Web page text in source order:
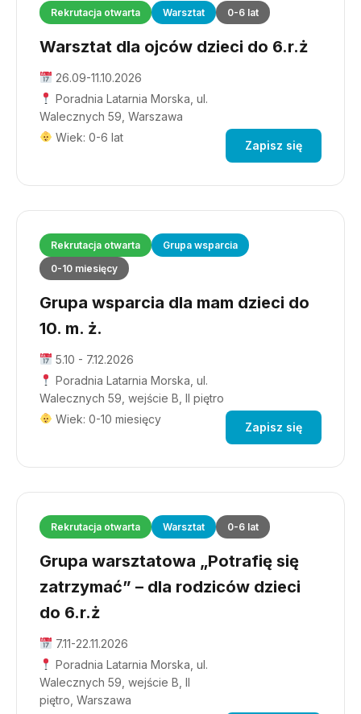
Rekrutacja otwarta Warsztat 0-6 lat
Warsztat dla ojców dzieci do 6.r.ż
26.09-11.10.2026
Poradnia Latarnia Morska, ul.
Walecznych 59, Warszawa
Wiek: 0-6 lat
Zapisz się
Rekrutacja otwarta
Grupa wsparcia
0-10 miesięcy
Grupa wsparcia dla mam dzieci do
10. m. ż.
5.10 - 7.12.2026
Poradnia Latarnia Morska, ul.
Walecznych 59, wejście B, II piętro
Wiek: 0-10 miesięcy
Zapisz się
Rekrutacja otwarta Warsztat 0-6 lat
Grupa warsztatowa „Potrafię się
zatrzymać” – dla rodziców dzieci
do 6.r.ż
7.11-22.11.2026
Poradnia Latarnia Morska, ul.
Walecznych 59, wejście B, II
piętro, Warszawa